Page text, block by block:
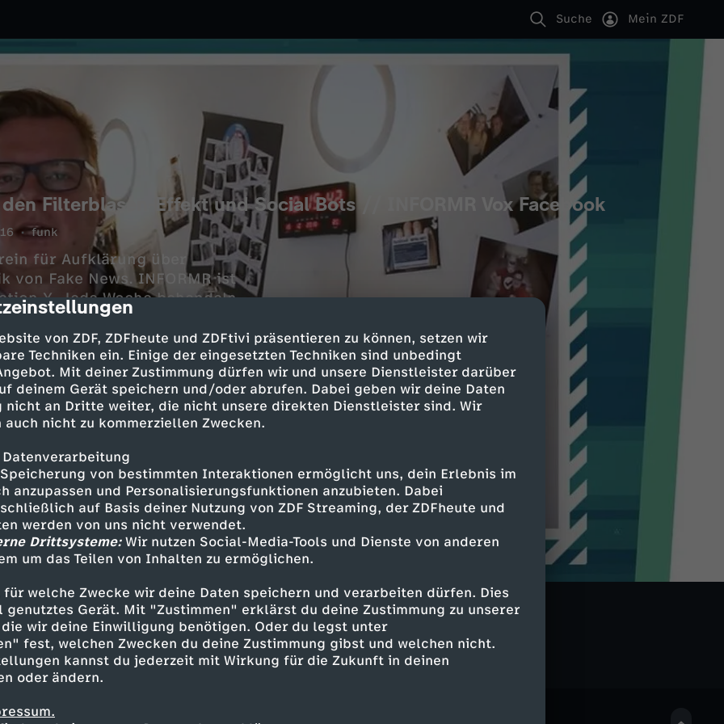
von ZDF, ZDFheute und ZDFtivi präsentieren zu können, setzen wir
Techniken ein. Einige der eingesetzten Techniken sind unbedingt
Mit deiner Zustimmung dürfen wir und unsere Dienstleister darüber
deinem Gerät speichern und/oder abrufen. Dabei geben wir deine Daten
nicht an Dritte weiter, die nicht unsere direkten Dienstleister sind. Wir
nicht zu kommerziellen Zwecken.
von bestimmten Interaktionen ermöglicht uns, dein Erlebnis im
anzupassen und Personalisierungsfunktionen anzubieten. Dabei
auf Basis deiner Nutzung von ZDF Streaming, der ZDFheute und
werden von uns nicht verwendet.
Drittsysteme:Wir nutzen Social-Media-Tools und Dienste von anderen
um das Teilen von Inhalten zu ermöglichen.
für welche Zwecke wir deine Daten speichern und verarbeiten dürfen. Dies
Gerät. Mit "Zustimmen" erklärst du deine Zustimmung zu unserer
wir deine Einwilligung benötigen. Oder du legst unter
fest, welchen Zwecken du deine Zustimmung gibst und welchen nicht.
kannst du jederzeit mit Wirkung für die Zukunft in deinen
oder ändern.
Suche Mein ZDF
Filterblasen-Effekt und Social Bots // INFORMR Vox Facebook
funk
für Aufklärung über
Fake News. INFORMR ist
Y. Jede Woche behandeln
und Popkultur – und wir
soziale Medien wie nie zuvor
wollen wir die Lücke
und Social Media
Facetten wiederzugeben
entdecken
informativ INFORMR